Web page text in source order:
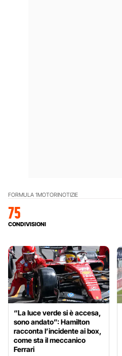
FORMULA 1MOTORINOTIZIE
75
CONDIVISIONI
“La luce verde si è accesa,
sono andato”: Hamilton
racconta l’incidente ai box,
come sta il meccanico
Ferrari